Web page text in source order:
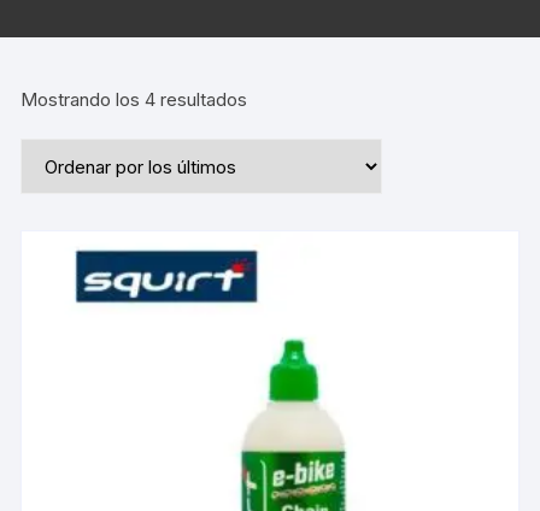
Mostrando los 4 resultados